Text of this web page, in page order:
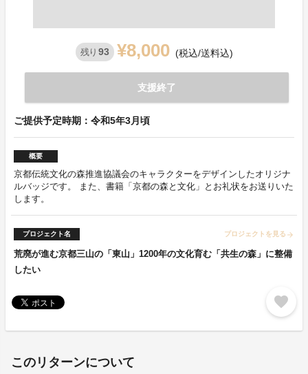
残り 93 ¥8,000 (税込/送料込)
支援終了
ご提供予定時期：令和5年3月頃
概要
京都伝統文化の森推進協議会のキャラクターをデザインしたオリジナ
ルバッジです。 また、書籍「京都の森と文化」とお礼状をお送りいた
します。
プロジェクト名 プロジェクトを見る arrow_forward
荒廃が進む京都三山の「東山」1200年の文化育む「共生の森」に整備
したい
favorite
このリターンについて